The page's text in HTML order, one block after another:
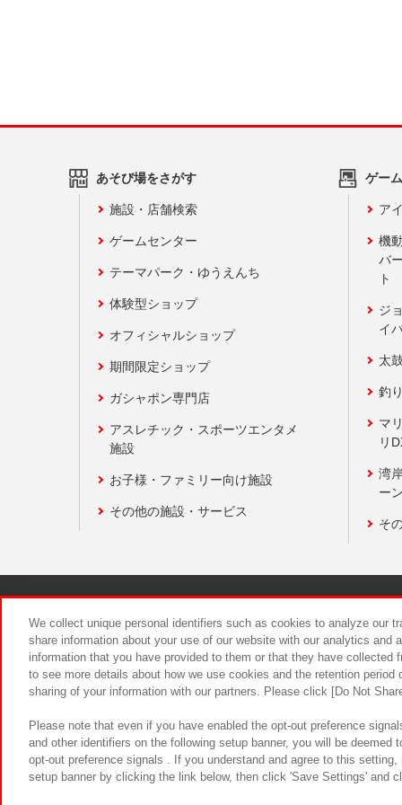
あそび場をさがす
施設・店舗検索
ゲームセンター
テーマパーク・ゆうえんち
体験型ショップ
オフィシャルショップ
期間限定ショップ
ガシャポン専門店
アスレチック・スポーツエンタメ
施設
お子様・ファミリー向け施設
その他の施設・サービス
ゲー
ア
機
バ
ト
ジ
イ
太
釣
マ
リ
湾
ー
そ
食品のご
We collect unique personal identifiers such as cookies to analyze our
share information about your use of our website with our analytics and
information that you have provided to them or that they have
to see more details about how we use cookies and the retention
sharing of your information with our partners. Please click [Do Not
Please note that even if you have enabled the opt-out preference
and other identifiers on the following setup banner, you will be
opt-out preference signals . If you understand and agree to this
setup banner by clicking the link below, then click 'Save Settings' and